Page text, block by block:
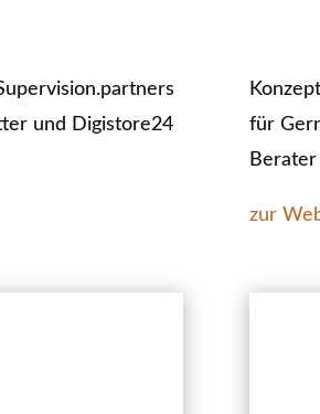
und Digistore24
für
Berater
zur